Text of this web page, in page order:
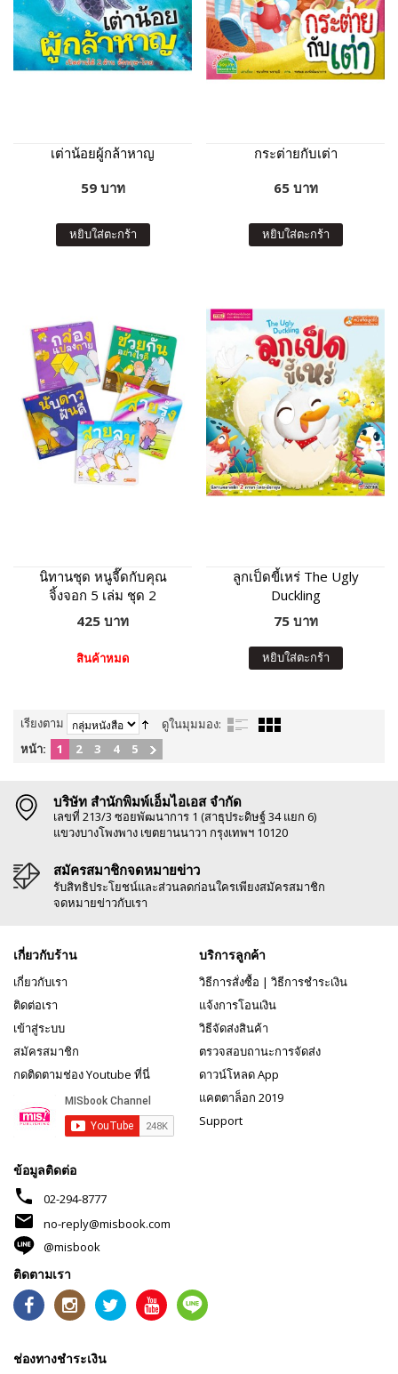
เต่าน้อยผู้กล้าหาญ
59 บาท
หยิบใส่ตะกร้า
กระต่ายกับเต่า
65 บาท
หยิบใส่ตะกร้า
นิทานชุด หนูจี๊ดกับคุณ
จิ้งจอก 5 เล่ม ชุด 2
425 บาท
สินค้าหมด
ลูกเป็ดขี้เหร่ The Ugly
Duckling
75 บาท
หยิบใส่ตะกร้า
เรียงตาม
ดูในมุมมอง:
หน้า:
1 2 3 4 5
บริษัท สำนักพิมพ์เอ็มไอเอส จำกัด
เลขที่ 213/3 ซอยพัฒนาการ 1 (สาธุประดิษฐ์ 34 แยก 6)
แขวงบางโพงพาง เขตยานนาวา กรุงเทพฯ 10120
สมัครสมาชิกจดหมายข่าว
รับสิทธิประโยชน์และส่วนลดก่อนใครเพียงสมัครสมาชิก
จดหมายข่าวกับเรา
เกี่ยวกับร้าน
เกี่ยวกับเรา
ติดต่อเรา
เข้าสู่ระบบ
สมัครสมาชิก
กดติดตามช่อง Youtube ที่นี่
บริการลูกค้า
วิธีการสั่งซื้อ | วิธีการชำระเงิน
แจ้งการโอนเงิน
วิธีจัดส่งสินค้า
ตรวจสอบถานะการจัดส่ง
ดาวน์โหลด App
แคตตาล็อก 2019
Support
ข้อมูลติดต่อ
phone 02-294-8777
mail
no-reply@misbook.com
@misbook
ติดตามเรา
ช่องทางชำระเงิน